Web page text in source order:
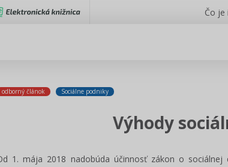
Čo je
odborný článok Sociálne podniky
Výhody
1. mája 2018 nadobúda účinnosť zákon o